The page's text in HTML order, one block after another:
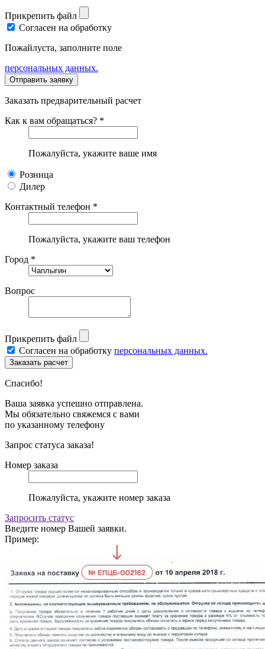
Прикрепить файл
Согласен на обработку
Пожайлуста, заполните поле
персональных данных.
Заказать предварительный расчет
Как к вам обращаться? *
Пожалуйста, укажите ваше имя
Розница
Дилер
Контактный телефон *
Пожалуйста, укажите ваш телефон
Город *
Вопрос
Прикрепить файл
Согласен на обработку персональных данных.
Спасибо!
Ваша заявка успешно отправлена.
Мы обязательно свяжемся с вами
по указанному телефону
Запрос статуса заказа!
Номер заказа
Пожалуйста, укажите номер заказа
Запросить статус
Введите номер Вашей заявки.
Пример: